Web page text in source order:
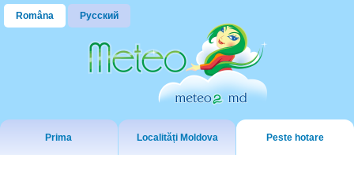
Româna Русский
Prima Localități Moldova Peste hotare